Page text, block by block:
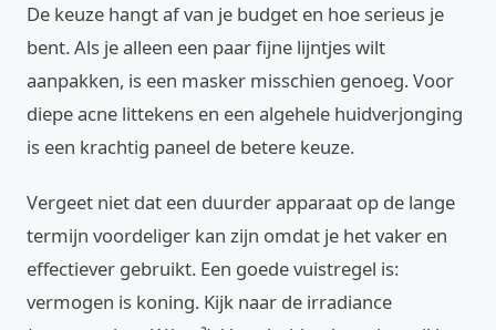
De keuze hangt af van je budget en hoe serieus je
bent. Als je alleen een paar fijne lijntjes wilt
aanpakken, is een masker misschien genoeg. Voor
diepe acne littekens en een algehele huidverjonging
is een krachtig paneel de betere keuze.
Vergeet niet dat een duurder apparaat op de lange
termijn voordeliger kan zijn omdat je het vaker en
effectiever gebruikt. Een goede vuistregel is:
vermogen is koning. Kijk naar de irradiance